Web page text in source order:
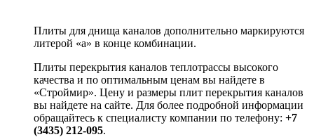
Плиты для днища каналов дополнительно маркируются
литерой «а» в конце комбинации.
Плиты перекрытия каналов теплотрассы высокого
качества и по оптимальным ценам вы найдете в
«Строймир». Цену и размеры плит перекрытия каналов
вы найдете на сайте. Для более подробной информации
обращайтесь к специалисту компании по телефону: +7
(3435) 212-095.